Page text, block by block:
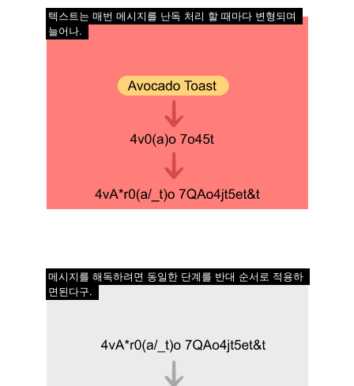
텍스트는 매번 메시지를 난독 처리 할 때마다 변형되며
늘어나.
메시지를 해독하려면 동일한 단계를 반대 순서로 적용하
면된다구.